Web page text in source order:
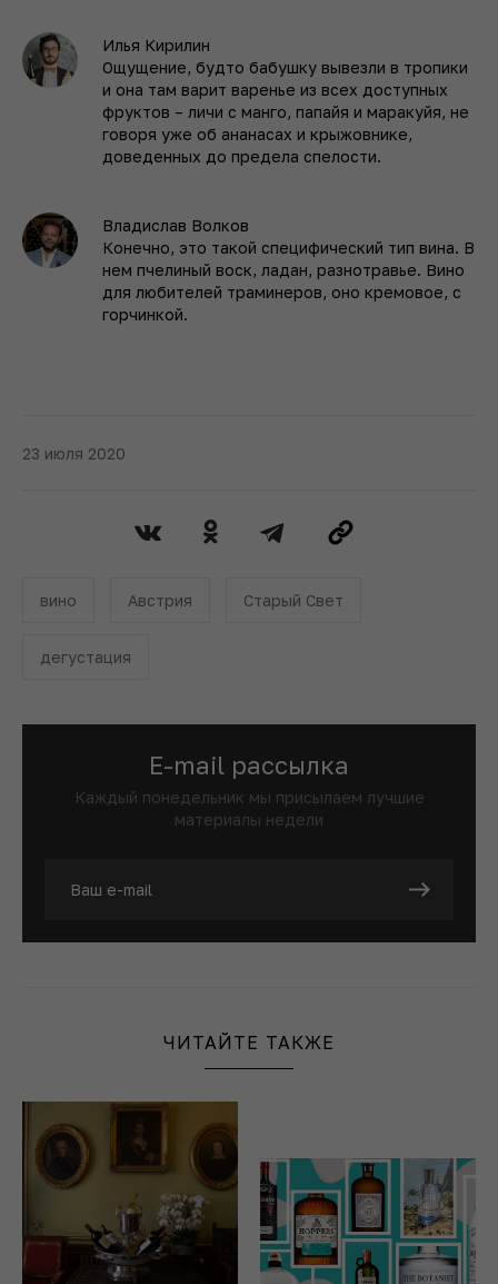
Илья Кирилин
Ощущение, будто бабушку вывезли в тропики
и она там варит варенье из всех доступных
фруктов – личи с манго, папайя и маракуйя, не
говоря уже об ананасах и крыжовнике,
доведенных до предела спелости.
Владислав Волков
Конечно, это такой специфический тип вина. В
нем пчелиный воск, ладан, разнотравье. Вино
для любителей траминеров, оно кремовое, с
горчинкой.
23 июля 2020
вино Австрия Старый Свет
дегустация
E-mail рассылка
Каждый понедельник мы присылаем лучшие
материалы недели
ЧИТАЙТЕ ТАКЖЕ